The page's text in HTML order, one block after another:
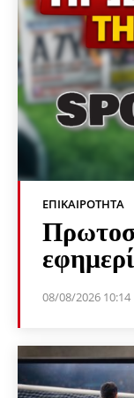
ΕΠΙΚΑΙΡΌΤΗΤΑ
08/08/2026 10:14